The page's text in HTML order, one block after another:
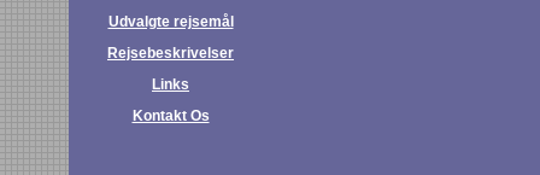
Udvalgte rejsemål
Rejsebeskrivelser
Links
Kontakt Os